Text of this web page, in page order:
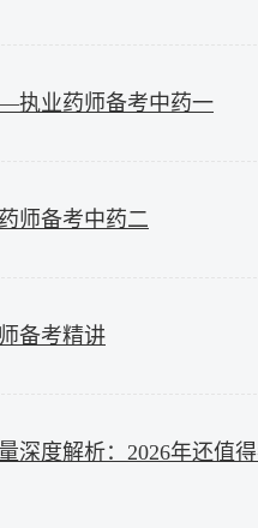
执业药师备考中药一
师备考中药二
备考精讲
深度解析：2026年还值得